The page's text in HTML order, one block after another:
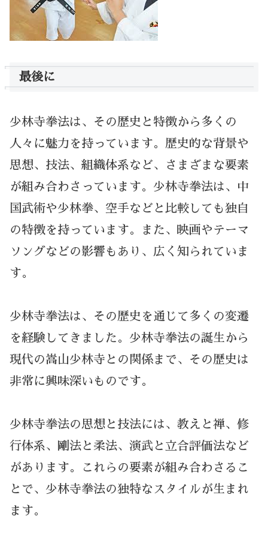
最後に
少林寺拳法は、その歴史と特徴から多くの
人々に魅力を持っています。歴史的な背景や
思想、技法、組織体系など、さまざまな要素
が組み合わさっています。少林寺拳法は、中
国武術や少林拳、空手などと比較しても独自
の特徴を持っています。また、映画やテーマ
ソングなどの影響もあり、広く知られていま
す。
少林寺拳法は、その歴史を通じて多くの変遷
を経験してきました。少林寺拳法の誕生から
現代の嵩山少林寺との関係まで、その歴史は
非常に興味深いものです。
少林寺拳法の思想と技法には、教えと禅、修
行体系、剛法と柔法、演武と立合評価法など
があります。これらの要素が組み合わさるこ
とで、少林寺拳法の独特なスタイルが生まれ
ます。